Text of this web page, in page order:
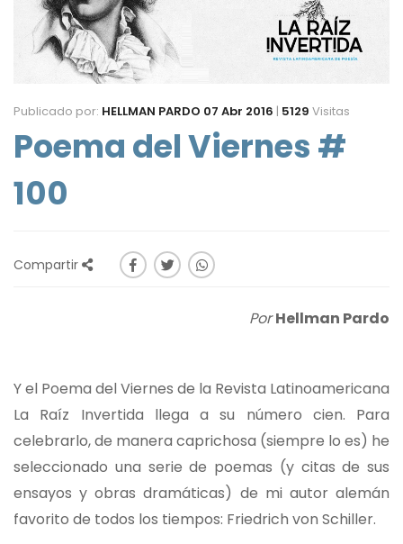
Publicado por: HELLMAN PARDO 07 Abr 2016 | 5129 Visitas
Poema del Viernes #
100
Compartir
Por Hellman Pardo
Y el Poema del Viernes de la Revista Latinoamericana
La Raíz Invertida llega a su número cien. Para
celebrarlo, de manera caprichosa (siempre lo es) he
seleccionado una serie de poemas (y citas de sus
ensayos y obras dramáticas) de mi autor alemán
favorito de todos los tiempos: Friedrich von Schiller.